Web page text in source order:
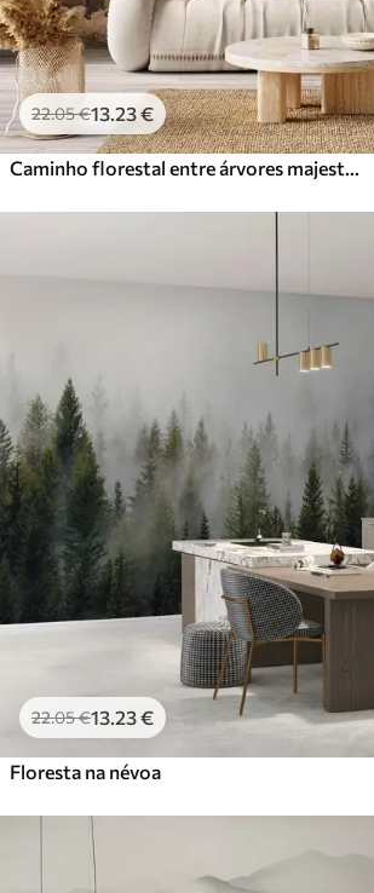
22.05€13.23€
Caminho florestal entre árvores majestosas em estilo aquarela
22.05€13.23€
Floresta na névoa